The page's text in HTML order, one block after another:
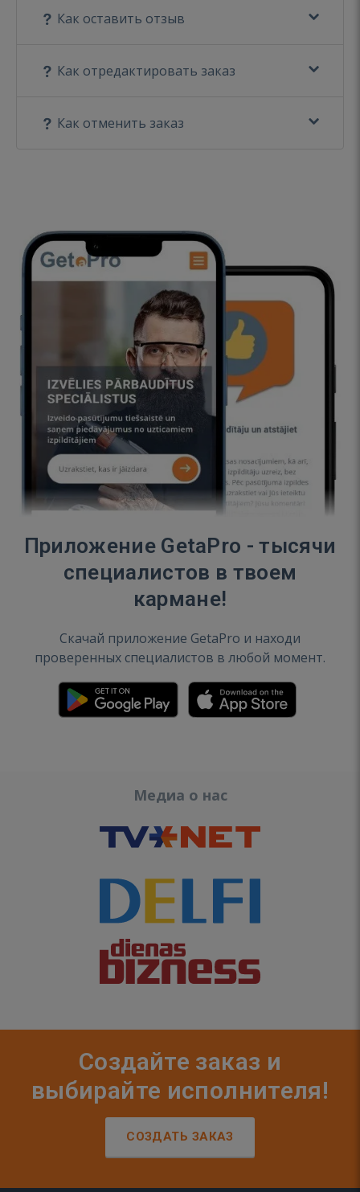
Как оставить отзыв
Как отредактировать заказ
Как отменить заказ
Приложение GetaPro - тысячи
специалистов в твоем
кармане!
Скачай приложение GetaPro и находи
проверенных специалистов в любой момент.
Медиа о нас
Создайте заказ и
выбирайте исполнителя!
СОЗДАТЬ ЗАКАЗ